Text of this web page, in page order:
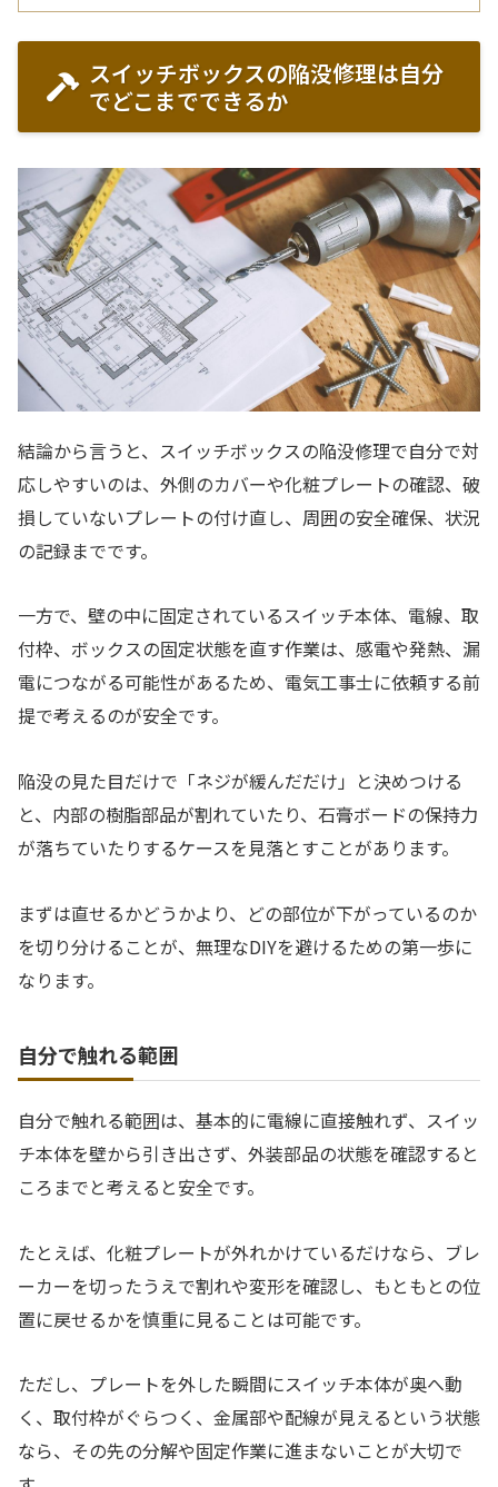
スイッチボックスの陥没修理は自分
でどこまでできるか
結論から言うと、スイッチボックスの陥没修理で自分で対
応しやすいのは、外側のカバーや化粧プレートの確認、破
損していないプレートの付け直し、周囲の安全確保、状況
の記録までです。
一方で、壁の中に固定されているスイッチ本体、電線、取
付枠、ボックスの固定状態を直す作業は、感電や発熱、漏
電につながる可能性があるため、電気工事士に依頼する前
提で考えるのが安全です。
陥没の見た目だけで「ネジが緩んだだけ」と決めつける
と、内部の樹脂部品が割れていたり、石膏ボードの保持力
が落ちていたりするケースを見落とすことがあります。
まずは直せるかどうかより、どの部位が下がっているのか
を切り分けることが、無理なDIYを避けるための第一歩に
なります。
自分で触れる範囲
自分で触れる範囲は、基本的に電線に直接触れず、スイッ
チ本体を壁から引き出さず、外装部品の状態を確認すると
ころまでと考えると安全です。
たとえば、化粧プレートが外れかけているだけなら、ブレ
ーカーを切ったうえで割れや変形を確認し、もともとの位
置に戻せるかを慎重に見ることは可能です。
ただし、プレートを外した瞬間にスイッチ本体が奥へ動
く、取付枠がぐらつく、金属部や配線が見えるという状態
なら、その先の分解や固定作業に進まないことが大切で